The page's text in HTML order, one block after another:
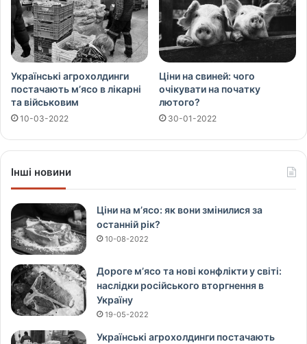
Українські агрохолдинги
постачають м’ясо в лікарні
та військовим
10-03-2022
Ціни на свиней: чого
очікувати на початку
лютого?
30-01-2022
Інші новини
Ціни на м’ясо: як вони змінилися за
останній рік?
10-08-2022
Дороге м’ясо та нові конфлікти у світі:
наслідки російського вторгнення в
Україну
19-05-2022
Українські агрохолдинги постачають